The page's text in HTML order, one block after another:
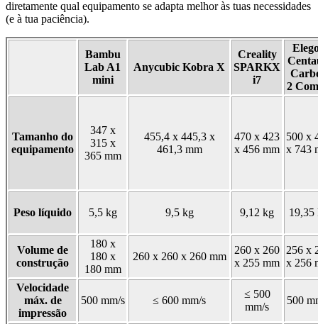
diretamente qual equipamento se adapta melhor às tuas necessidades
(e à tua paciência).
Bambu
Lab A1
mini
Anycubic Kobra X
Creality
SPARKX
i7
2
Tamanho do
equipamento
347 x
315 x
365 mm
455,4 x 445,3 x
461,3 mm
470 x 423
x 456 mm
500 x
x 743
Peso líquido 5,5 kg 9,5 kg 9,12 kg 19,35
Volume de
construção
180 x
180 x
180 mm
260 x 260 x 260 mm
260 x 260
x 255 mm
256 x
x 256
Velocidade
máx. de
impressão
500 mm/s ≤ 600 mm/s
≤ 500
mm/s
500